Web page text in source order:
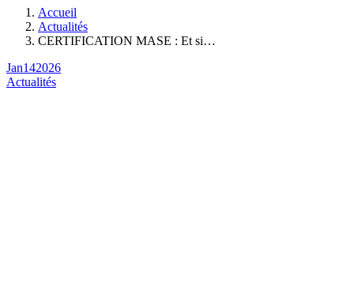
Accueil
Actualités
CERTIFICATION MASE : Et si…
Jan142026
Actualités